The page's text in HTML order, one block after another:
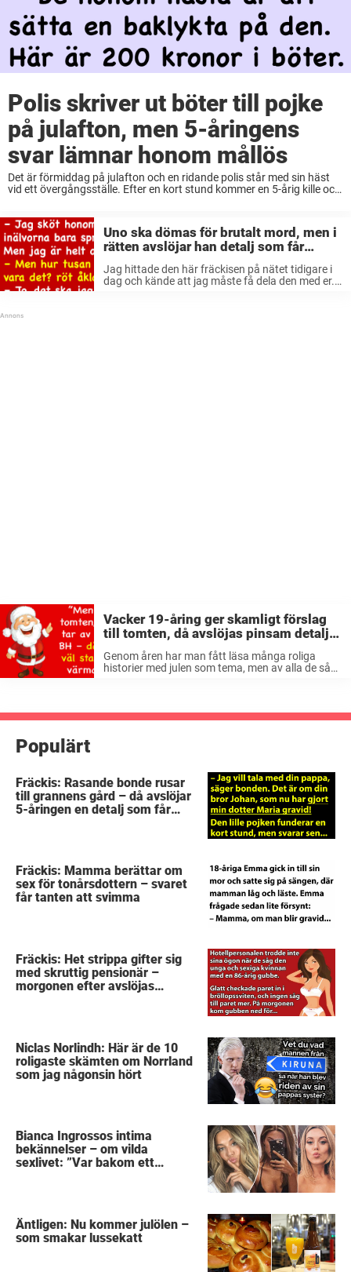
Polis skriver ut böter till pojke
på julafton, men 5-åringens
svar lämnar honom mållös
Det är förmiddag på julafton och en ridande polis står med sin häst
vid ett övergångsställe. Efter en kort stund kommer en 5-årig kille och
Uno ska dömas för brutalt mord, men i
rätten avslöjar han detalj som får
Jag hittade den här fräckisen på nätet tidigare i
dag och kände att jag måste få dela den med er.
Vacker 19-åring ger skamligt förslag
till tomten, då avslöjas pinsam detalj
som får mig att skratta högt
Genom åren har man fått läsa många roliga
historier med julen som tema, men av alla de så
Populärt
Fräckis: Rasande bonde rusar
till grannens gård – då avslöjar
5-åringen en detalj som får
Fräckis: Mamma berättar om
sex för tonårsdottern – svaret
får tanten att svimma
Fräckis: Het strippa gifter sig
med skruttig pensionär –
morgonen efter avslöjas
Niclas Norlindh: Här är de 10
roligaste skämten om Norrland
som jag någonsin hört
Bianca Ingrossos intima
bekännelser – om vilda
sexlivet: ”Var bakom ett
Äntligen: Nu kommer julölen –
som smakar lussekatt